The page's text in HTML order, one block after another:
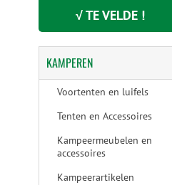
√ TE VELDE !
KAMPEREN
Voortenten en luifels
Tenten en Accessoires
Kampeermeubelen en
accessoires
Kampeerartikelen